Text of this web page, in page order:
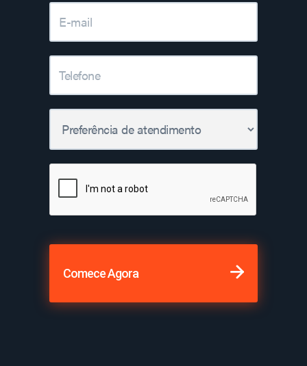
Comece Agora